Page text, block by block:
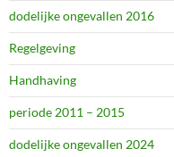
dodelijke ongevallen 2016
Regelgeving
Handhaving
periode 2011 – 2015
dodelijke ongevallen 2024